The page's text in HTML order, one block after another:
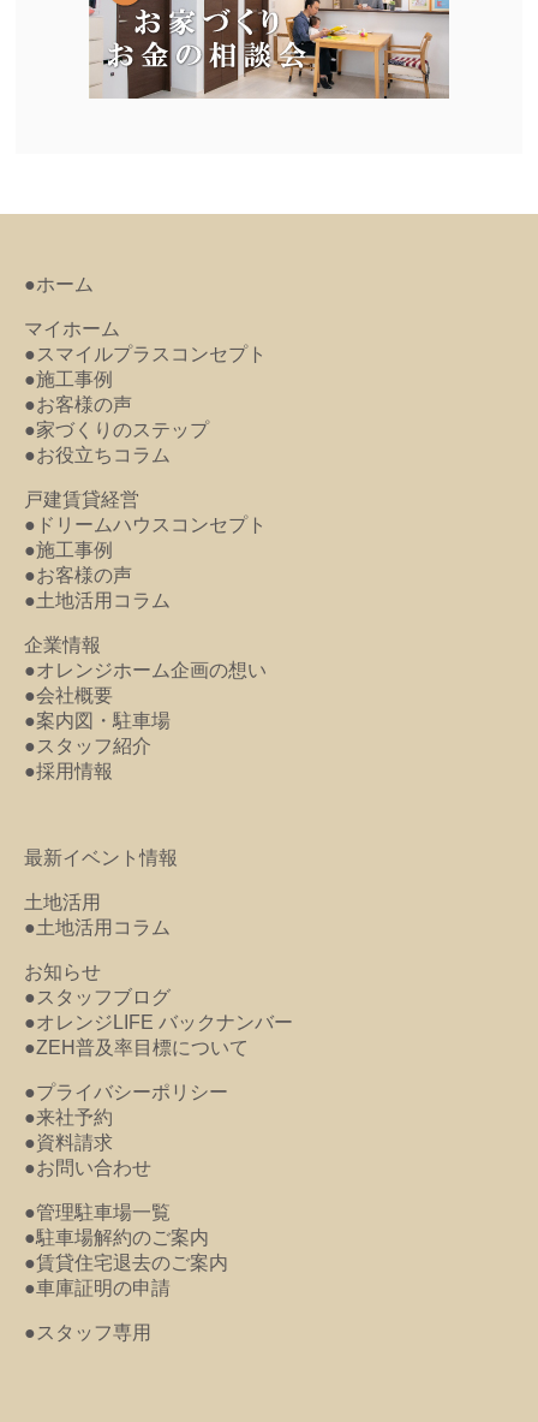
●ホーム
マイホーム
●スマイルプラスコンセプト
●施工事例
●お客様の声
●家づくりのステップ
●お役立ちコラム
戸建賃貸経営
●ドリームハウスコンセプト
●施工事例
●お客様の声
●土地活用コラム
企業情報
●オレンジホーム企画の想い
●会社概要
●案内図・駐車場
●スタッフ紹介
●採用情報
最新イベント情報
土地活用
●土地活用コラム
お知らせ
●スタッフブログ
●オレンジLIFE バックナンバー
●ZEH普及率目標について
●プライバシーポリシー
●来社予約
●資料請求
●お問い合わせ
●管理駐車場一覧
●駐車場解約のご案内
●賃貸住宅退去のご案内
●車庫証明の申請
●スタッフ専用